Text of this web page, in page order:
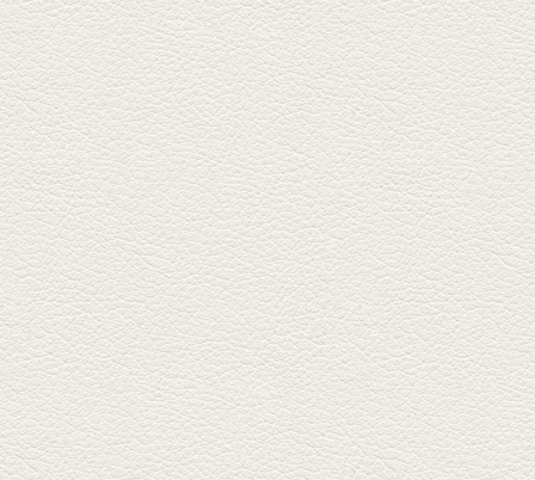
＆カツオの藁焼き
三年坂通りのビル２階「焼鳥こ
ろころ」はオシャレな店構えで
炭火...
2025年2月28日放送
踊る車海老＆あか牛串 ウ
ニとキャビア乗せ
ホテル日航熊本の裏、創作串揚
げの新たな店「串ハル」へ「銀
しろ...
2025年2月7日放送
マグロのレアカツ＆合鴨
とカブのゆず煮
酒場通りの「料理屋じぃ」で昼
飲みの刻。「しろ」お湯割で店
主ご...
2025年1月17日放送
燻製ポーク＆特製和風石